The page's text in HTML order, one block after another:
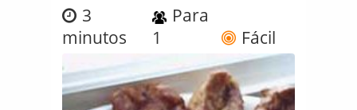
3
minutos
Para
1
Fácil